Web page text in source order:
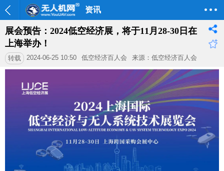
资讯
展会预告：2024低空经济展，将于11月28-30日在
上海举办！
转载 2024-06-25 10:50 低空经济百人会 来源：低空经济百人会